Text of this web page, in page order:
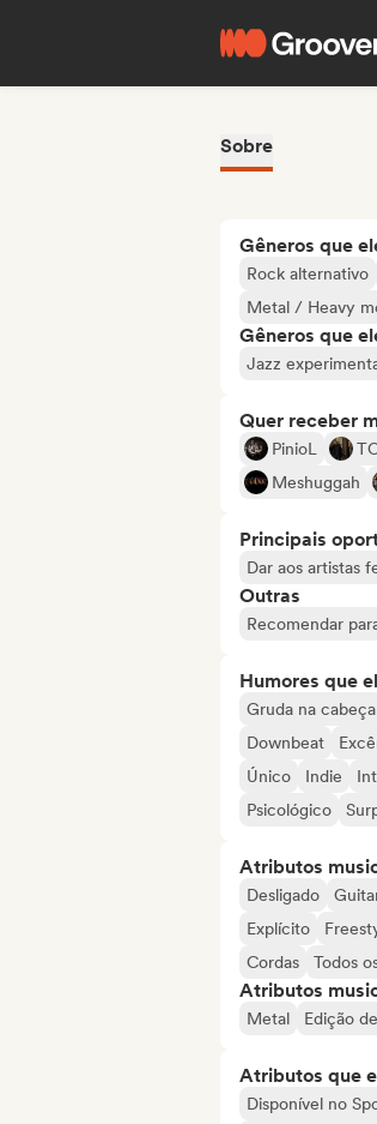
Sobre
Gêneros que
Rock alternativo
Metal / Heavy
Gêneros que
Jazz
Quer receber
PinioL
Meshuggah
Principais
Dar aos artistas
Outras
Recomendar
Humores que
Gruda na cabeça
Downbeat
Único
Indie
Psicológico
Atributos
Desligado
Explícito
Cordas
Todos
Atributos
Metal Edição
Atributos que
Disponível no